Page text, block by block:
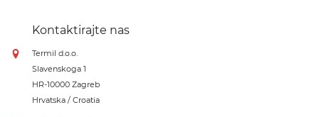
Kontaktirajte nas
Termil d.o.o.
Slavenskoga 1
HR-10000 Zagreb
Hrvatska / Croatia